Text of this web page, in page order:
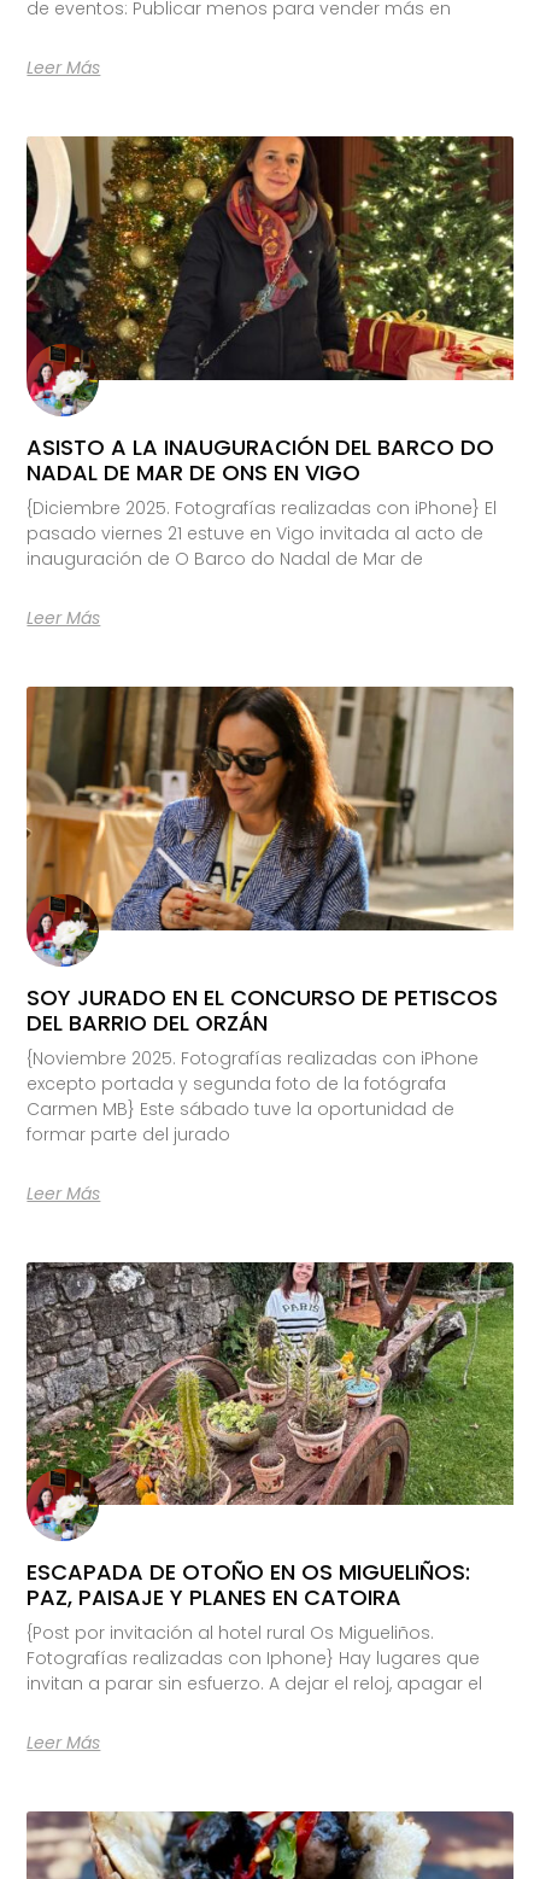
de eventos: Publicar menos para vender más en
Leer Más
ASISTO A LA INAUGURACIÓN DEL BARCO DO
NADAL DE MAR DE ONS EN VIGO
{Diciembre 2025. Fotografías realizadas con iPhone} El
pasado viernes 21 estuve en Vigo invitada al acto de
inauguración de O Barco do Nadal de Mar de
Leer Más
SOY JURADO EN EL CONCURSO DE PETISCOS
DEL BARRIO DEL ORZÁN
{Noviembre 2025. Fotografías realizadas con iPhone
excepto portada y segunda foto de la fotógrafa
Carmen MB} Este sábado tuve la oportunidad de
formar parte del jurado
Leer Más
ESCAPADA DE OTOÑO EN OS MIGUELIÑOS:
PAZ, PAISAJE Y PLANES EN CATOIRA
{Post por invitación al hotel rural Os Migueliños.
Fotografías realizadas con Iphone} Hay lugares que
invitan a parar sin esfuerzo. A dejar el reloj, apagar el
Leer Más